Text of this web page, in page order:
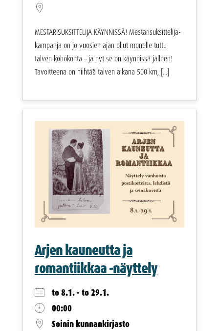
MESTARISUKSITTELIJA KÄYNNISSÄ! Mestarisuksittelija-
kampanja on jo vuosien ajan ollut monelle tuttu
talven kohokohta – ja nyt se on käynnissä jälleen!
Tavoitteena on hiihtää talven aikana 500 km, [...]
Arjen kauneutta ja
romantiikkaa -näyttely
to 8.1. - to 29.1.
00:00
Soinin kunnankirjasto